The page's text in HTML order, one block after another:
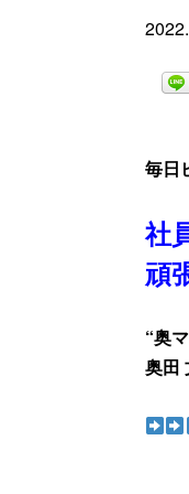
毎日
社
頑
“奥
奥田